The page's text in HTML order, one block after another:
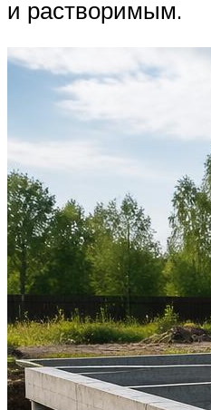
и растворимым.